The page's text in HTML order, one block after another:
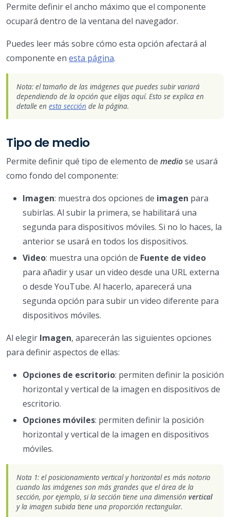
Permite definir el ancho máximo que el componente
ocupará dentro de la ventana del navegador.
Puedes leer más sobre cómo esta opción afectará al
componente en esta página.
Nota: el tamaño de las imágenes que puedes subir variará
dependiendo de la opción que elijas aquí. Esto se explica en
detalle en esta sección de la página.
Tipo de medio
Permite definir qué tipo de elemento de mediose usará
como fondo del componente:
Imagen: muestra dos opciones de imagen para
subirlas. Al subir la primera, se habilitará una
segunda para dispositivos móviles. Si no lo haces, la
anterior se usará en todos los dispositivos.
Video: muestra una opción de Fuente de video
para añadir y usar un video desde una URL externa
o desde YouTube. Al hacerlo, aparecerá una
segunda opción para subir un video diferente para
dispositivos móviles.
Al elegir Imagen, aparecerán las siguientes opciones
para definir aspectos de ellas:
Opciones de escritorio: permiten definir la posición
horizontal y vertical de la imagen en dispositivos de
escritorio.
Opciones móviles: permiten definir la posición
horizontal y vertical de la imagen en dispositivos
móviles.
Nota 1: el posicionamiento vertical y horizontal es más notorio
cuando las imágenes son más grandes que el área de la
sección, por ejemplo, si la sección tiene una dimensión vertical
y la imagen subida tiene una proporción rectangular.